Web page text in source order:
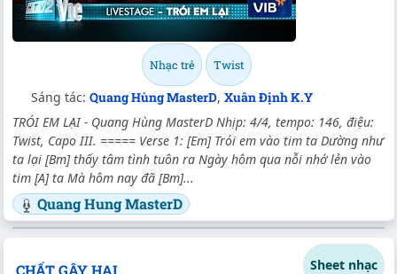
Nhạc trẻ Twist
Sáng tác: Quang Hùng MasterD, Xuân Định K.Y
TRÓI EM LẠI - Quang Hùng MasterD Nhịp: 4/4, tempo: 146, điệu:
Twist, Capo III. ===== Verse 1: [Em] Trói em vào tim ta Dường như
ta lại [Bm] thấy tâm tình tuôn ra Ngày hôm qua nỗi nhớ lẻn vào
tim [A] ta Mà hôm nay đã [Bm]...
Quang Hung MasterD
CHẤT GÂY HẠI Sheet nhạc